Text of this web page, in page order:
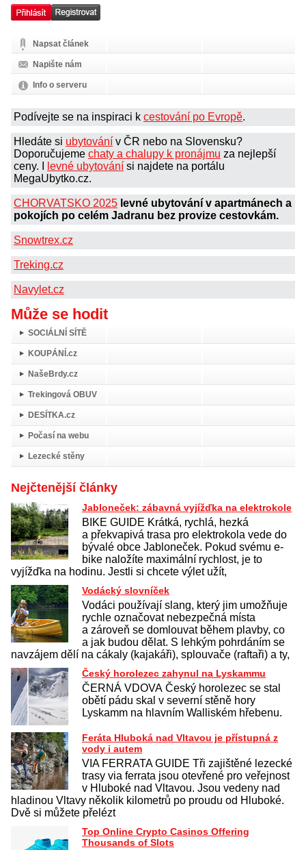
Napsat článek
Napište nám
Info o serveru
Podívejte se na inspiraci k cestování po Evropě.
Hledáte si ubytování v ČR nebo na Slovensku?
Doporučujeme chaty a chalupy k pronájmu za nejlepší
ceny. I
levné ubytování si najdete na portálu
MegaUbytko.cz.
CHORVATSKO 2025 levné ubytování v apartmánech a
pokojích po celém Jadranu bez provize cestovkám.
Snowtrex.cz
Treking.cz
Navylet.cz
Může se hodit
SOCIÁLNÍ SÍTĚ
KOUPÁNÍ.cz
NašeBrdy.cz
Trekingová OBUV
DESÍTKA.cz
Počasí na webu
Lezecké stěny
Nejčtenější články
Jabloneček: zábavná vyjížďka na elektrokole
BIKE GUIDE Krátká, rychlá, hezká
a překvapivá trasa pro elektrokola vede do
bývalé obce Jabloneček. Pokud svému e-
bike naložíte maximální rychlost, je to
vyjížďka na hodinu. Jestli si chcete výlet užít,
Vodácký slovníček
Vodáci používají slang, který jim umožňuje
rychle označovat nebezpečná místa
a zároveň se domlouvat během plavby, co
a jak budou dělat. S lehkým pohrdáním se
navzájem dělí na cákaly (kajakáři), splouvače (raftaři) a ty,
Český horolezec zahynul na Lyskammu
ČERNÁ VDOVA Český horolezec se stal
obětí pádu skal v severní stěně hory
Lyskamm na hlavním Walliském hřebenu.
Feráta Hluboká nad Vltavou je přístupná z
vody i autem
VIA FERRATA GUIDE Tři zajištěné lezecké
trasy via ferrata jsou otevřené pro veřejnost
v Hluboké nad Vltavou. Jsou vedeny nad
hladinou Vltavy několik kilometrů po proudu od Hluboké.
Dvě si můžete přelézt
Top Online Crypto Casinos Offering
Thousands of Slots